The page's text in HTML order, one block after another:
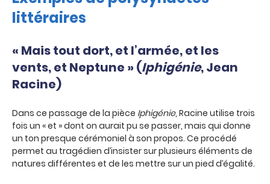
littéraires
« Mais tout dort, et l’armée, et les
vents, et Neptune » (Iphigénie, Jean
Racine)
Dans ce passage de la pièce Iphigénie, Racine utilise trois
fois un « et » dont on aurait pu se passer, mais qui donne
un ton presque cérémoniel à son propos. Ce procédé
permet au tragédien d’insister sur plusieurs éléments de
natures différentes et de les mettre sur un pied d’égalité.